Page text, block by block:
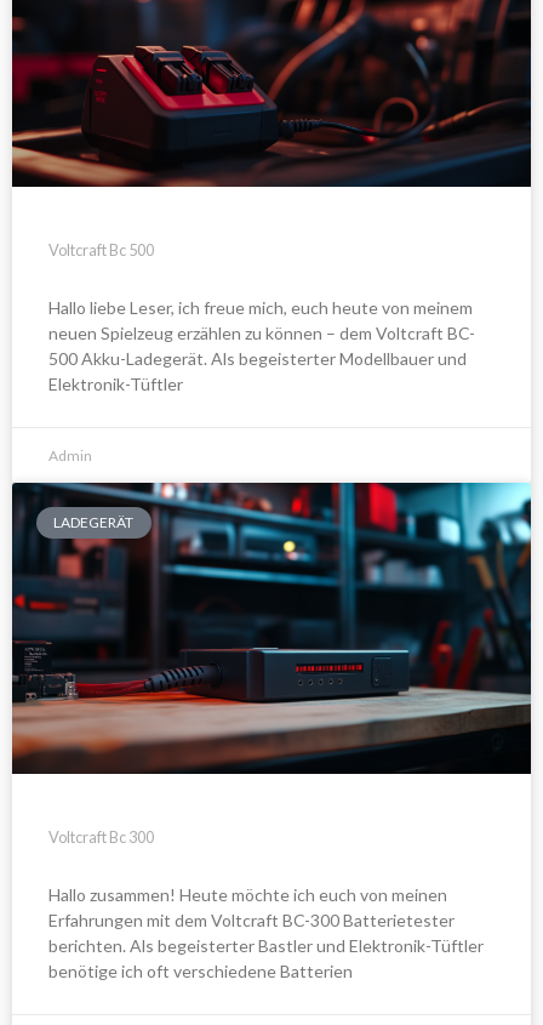
Voltcraft Bc 500
Hallo liebe Leser, ich freue mich, euch heute von meinem
neuen Spielzeug erzählen zu können – dem Voltcraft BC-
500 Akku-Ladegerät. Als begeisterter Modellbauer und
Elektronik-Tüftler
Admin
LADEGERÄT
Voltcraft Bc 300
Hallo zusammen! Heute möchte ich euch von meinen
Erfahrungen mit dem Voltcraft BC-300 Batterietester
berichten. Als begeisterter Bastler und Elektronik-Tüftler
benötige ich oft verschiedene Batterien